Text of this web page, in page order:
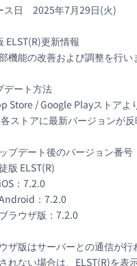
ス日 2025年7月29日(火)
ELST(R)更新情報
機能の改善および調整を行い
デート方法
/ Google Playストアよ
トアに最新バージョンが反
デート後のバージョン番号
ELST(R)
：7.2.0
：7.2.0
ウザ版：7.2.0
ザ版はサーバーとの通信が行
れない場合は、ELST(R)を表